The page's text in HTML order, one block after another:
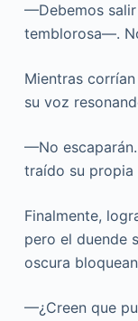
—Debemos
temblorosa—.
Mientras
su voz
—No
traído su propia
Finalmente,
pero el duende
oscura
—¿Creen que